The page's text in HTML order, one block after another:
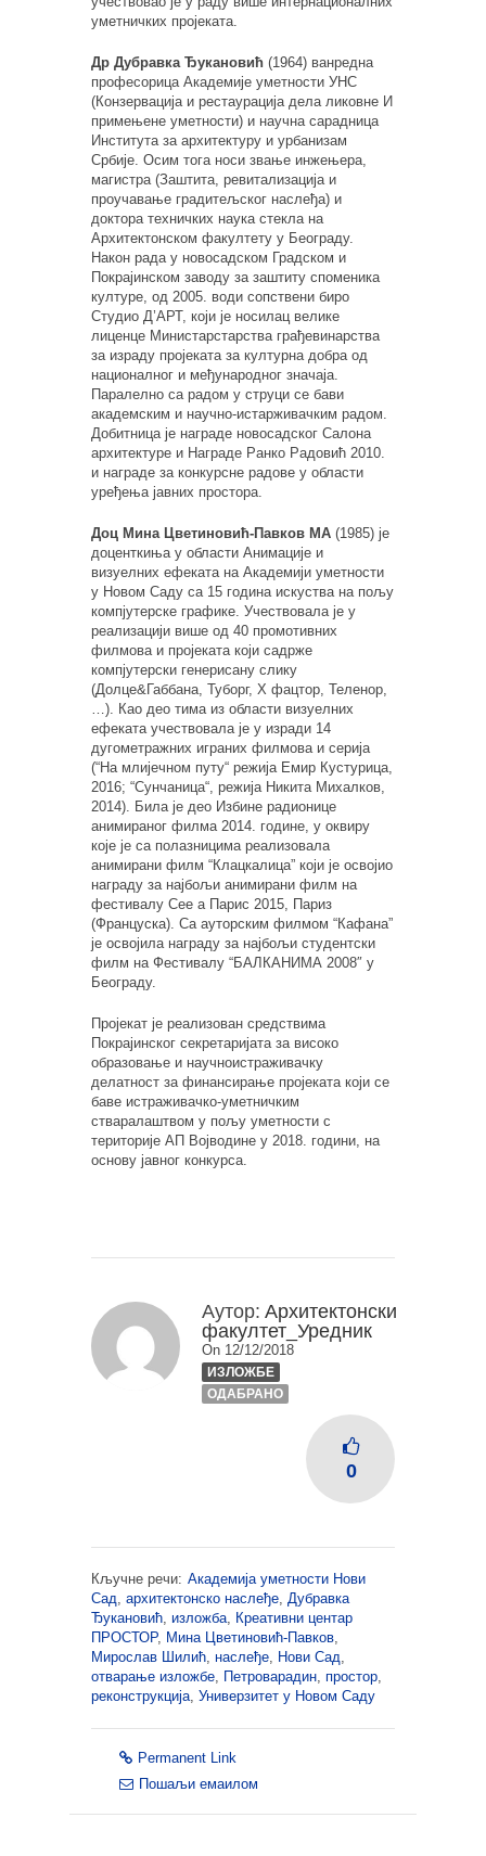
уметничких пројеката.
Др Дубравка Ђукановић (1964) ванредна
професорица Академије уметности УНС
(Конзервација и рестаурација дела ликовне И
примењене уметности) и научна сарадница
Института за архитектуру и урбанизам
Србије. Осим тога носи звање инжењера,
магистра (Заштита, ревитализација и
проучавање градитељског наслеђа) и
доктора техничких наука стекла на
Архитектонском факултету у Београду.
Након рада у новосадском Градском и
Покрајинском заводу за заштиту споменика
културе, од 2005. води сопствени биро
Студио Д’АРТ, који је носилац велике
лиценце Министарстарства грађевинарства
за израду пројеката за културна добра од
националног и међународног значаја.
Паралелно са радом у струци се бави
академским и научно-истарживачким радом.
Добитница је награде новосадског Салона
архитектуре и Награде Ранко Радовић 2010.
и награде за конкурсне радове у области
уређења јавних простора.
Доц Мина Цветиновић-Павков МА (1985) је
доценткиња у области Анимације и
визуелних ефеката на Академији уметности
у Новом Саду са 15 година искуства на пољу
компјутерске графике. Учествовала је у
реализацији више од 40 промотивних
филмова и пројеката који садрже
компјутерски генерисану слику
(Долце&Габбана, Туборг, X фацтор, Теленор,
…). Као део тима из области визуелних
ефеката учествовала је у изради 14
дугометражних играних филмова и серија
(“На млијечном путу“ режија Емир Кустурица,
2016; “Сунчаница“, режија Никита Михалков,
2014). Била је део Избине радионице
анимираног филма 2014. године, у оквиру
које је са полазницима реализовала
анимирани филм “Клацкалица” који је освојио
награду за најбољи анимирани филм на
фестивалу Сее а Парис 2015, Париз
(Француска). Са ауторским филмом “Кафана”
је освојила награду за најбољи студентски
филм на Фестивалу “БАЛКАНИМА 2008″ у
Београду.
Пројекат је реализован средствима
Покрајинског секретаријата за високо
образовање и научноистраживачку
делатност за финансирање пројеката који се
баве истраживачко-уметничким
стваралаштвом у пољу уметности с
територије АП Војводине у 2018. години, на
основу јавног конкурса.
Аутор: Архитектонски
факултет_Уредник
On 12/12/2018
ИЗЛОЖБЕ
ОДАБРАНО
0
Кључне речи: Академија уметности Нови
Сад архитектонско наслеђе Дубравка
Ђукановић изложба
Креативни центар
ПРОСТОР, Мина Цветиновић-Павков
Мирослав Шилић наслеђе Нови Сад
отварање изложбе
Петроварадин простор
реконструкција Универзитет у Новом Саду
Permanent Link
Пошаљи емаилом